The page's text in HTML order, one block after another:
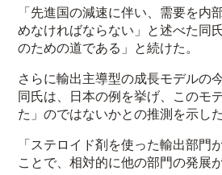
「先進国の減速に伴い、需要を内
めなければならない」と述べた同
のための道である」と続けた。
さらに輸出主導型の成長モデルの
同氏は、日本の例を挙げ、このモ
た」のではないかとの推測を示した
「ステロイド剤を使った輸出部門
ことで、相対的に他の部門の発展